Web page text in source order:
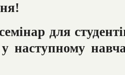
для
наступному